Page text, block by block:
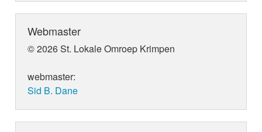
Webmaster
© 2026 St. Lokale Omroep Krimpen
webmaster:
Sid B. Dane